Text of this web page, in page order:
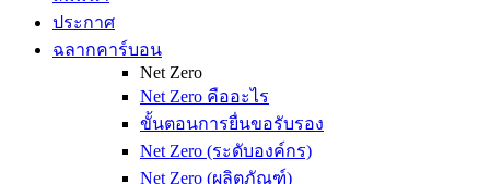
ประกาศ
ฉลากคาร์บอน
Net Zero
Net Zero คืออะไร
ขั้นตอนการยื่นขอรับรอง
Net Zero (ระดับองค์กร)
Net Zero (ผลิตภัณฑ์)